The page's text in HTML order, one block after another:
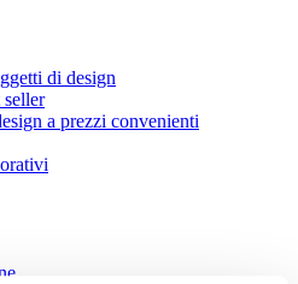
di design
seller
a prezzi convenienti